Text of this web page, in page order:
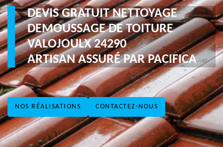
NOS RÉALISATIONS CONTACTEZ-NOUS
DEVIS GRATUIT NETTOYAGE
DEMOUSSAGE DE TOITURE
VALOJOULX 24290
ARTISAN ASSURÉ PAR PACIFICA